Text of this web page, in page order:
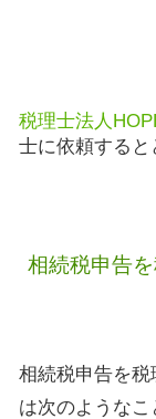
税理士法人
士に依頼する
相続税申告
相続税申告を
は次のようなこ